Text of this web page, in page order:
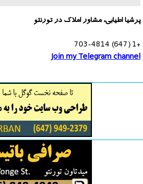
پرشیا اطیابی، مشاور املاک در تورنتو
+1 (647) 703-4814
Join my Telegram channel